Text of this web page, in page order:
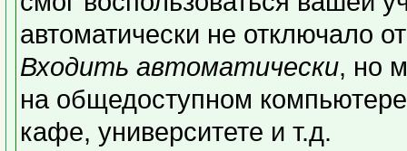
автоматически не отключало
Входить автоматически, но
на общедоступном
кафе, университете и т.д.